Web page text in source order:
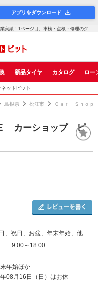
アプリをダウンロード
Ｃａｒ Ｓｈｏｐ ＰＥＡＣＥ カーショップ ピースの作業実績！1ページ目。車検・点検・修理のグーネットピット
新品タイヤ カタログ ロー
ットピット
島根県 松江市 Ｃａｒ Ｓｈｏｐ
カーショップ ピ
祝日、お盆、年末年始、他
9:00～18:00
年始ほか
08月16日（日）はお休